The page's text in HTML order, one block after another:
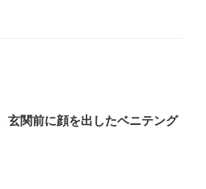
玄関前に顔を出したベニテング